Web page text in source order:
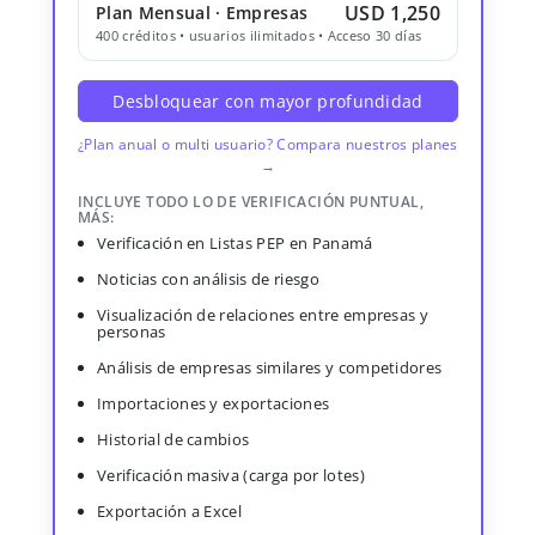
Plan Mensual · Empresas USD 1,250
400 créditos • usuarios ilimitados • Acceso 30 días
Desbloquear con mayor profundidad
¿Plan anual o multi usuario? Compara nuestros planes
→
INCLUYE TODO LO DE VERIFICACIÓN PUNTUAL,
MÁS:
Verificación en Listas PEP en Panamá
Noticias con análisis de riesgo
Visualización de relaciones entre empresas y
personas
Análisis de empresas similares y competidores
Importaciones y exportaciones
Historial de cambios
Verificación masiva (carga por lotes)
Exportación a Excel